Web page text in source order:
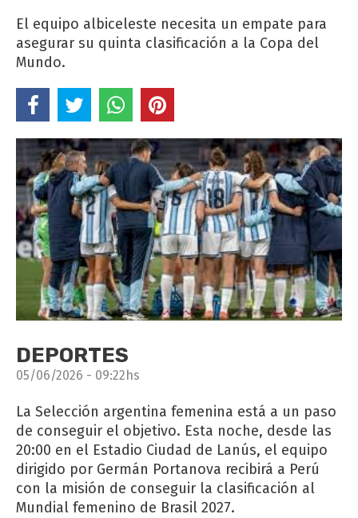
El equipo albiceleste necesita un empate para
asegurar su quinta clasificación a la Copa del
Mundo.
DEPORTES
05/06/2026 - 09:22hs
La Selección argentina femenina está a un paso
de conseguir el objetivo. Esta noche, desde las
20:00 en el Estadio Ciudad de Lanús, el equipo
dirigido por Germán Portanova recibirá a Perú
con la misión de conseguir la clasificación al
Mundial femenino de Brasil 2027.